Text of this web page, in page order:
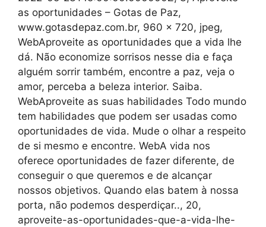
as oportunidades – Gotas de Paz,
www.gotasdepaz.com.br, 960 x 720, jpeg,
WebAproveite as oportunidades que a vida lhe
dá. Não economize sorrisos nesse dia e faça
alguém sorrir também, encontre a paz, veja o
amor, perceba a beleza interior. Saiba.
WebAproveite as suas habilidades Todo mundo
tem habilidades que podem ser usadas como
oportunidades de vida. Mude o olhar a respeito
de si mesmo e encontre. WebA vida nos
oferece oportunidades de fazer diferente, de
conseguir o que queremos e de alcançar
nossos objetivos. Quando elas batem à nossa
porta, não podemos desperdiçar.., 20,
aproveite-as-oportunidades-que-a-vida-lhe-